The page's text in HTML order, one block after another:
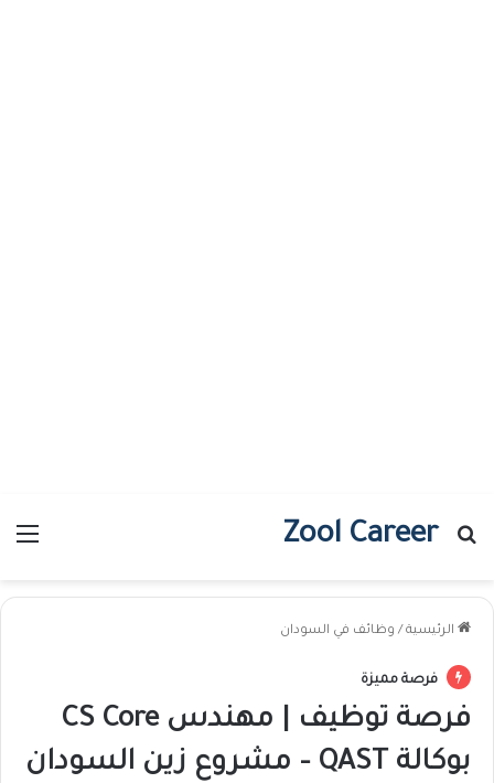
Zool Career
بحث عن
الرئيسية / وظائف في السودان
فرصة مميزة
فرصة توظيف | مهندس CS Core
بوكالة QAST – مشروع زين السودان